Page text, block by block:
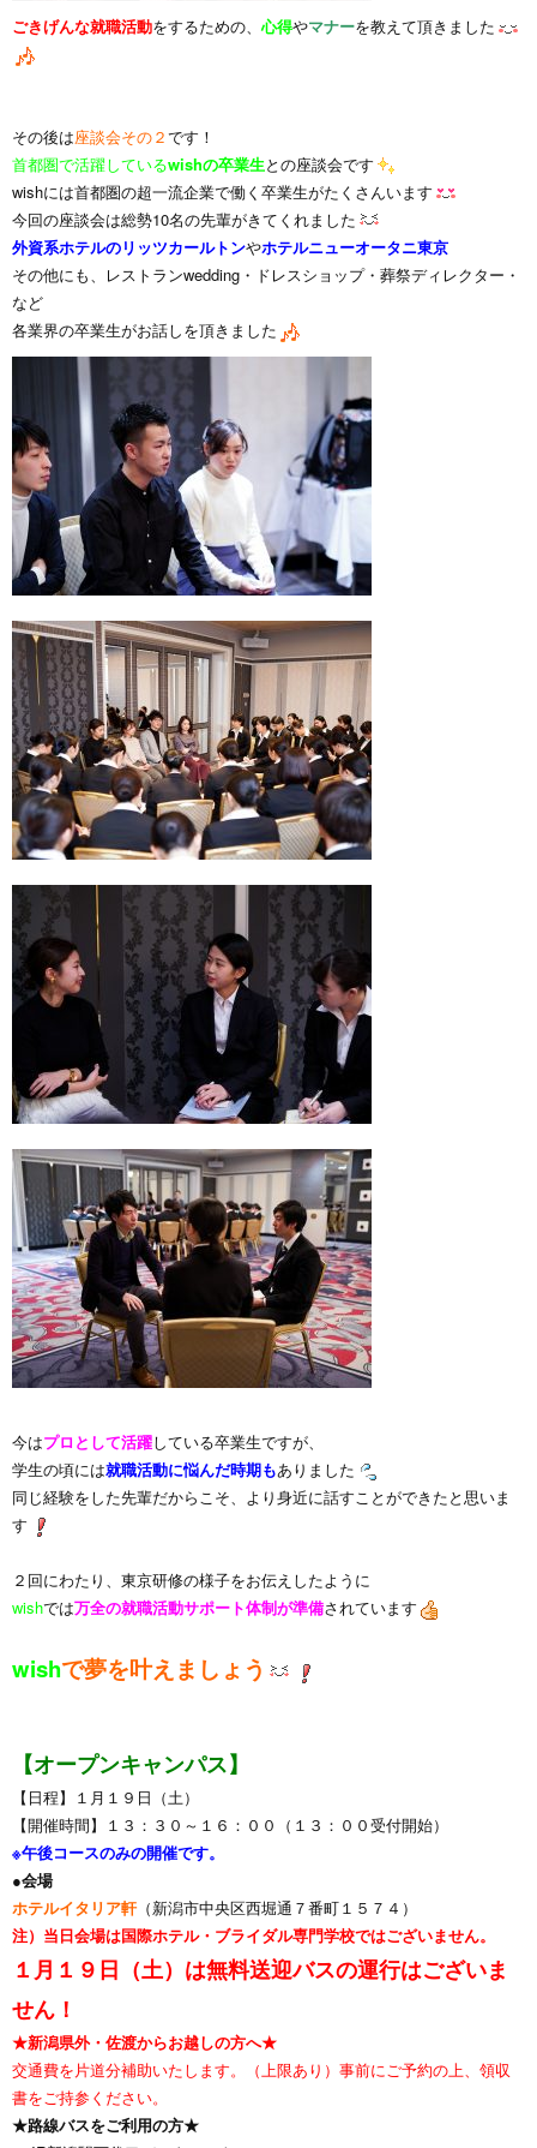
ごきげんな就職活動をするための、心得やマナーを教えて頂きました
その後は座談会その２です！
首都圏で活躍しているwishの卒業生との座談会です
wishには首都圏の超一流企業で働く卒業生がたくさんいます
今回の座談会は総勢10名の先輩がきてくれました
外資系ホテルのリッツカールトンやホテルニューオータニ東京
その他にも、レストランwedding・ドレスショップ・葬祭ディレクター・
など
各業界の卒業生がお話しを頂きました
今はプロとして活躍している卒業生ですが、
学生の頃には就職活動に悩んだ時期もありました
同じ経験をした先輩だからこそ、より身近に話すことができたと思いま
す
２回にわたり、東京研修の様子をお伝えしたように
wishでは万全の就職活動サポート体制が準備されています
wishで夢を叶えましょう
【オープンキャンパス】
【日程】１月１９日（土）
【開催時間】１３：３０～１６：００（１３：００受付開始）
※午後コースのみの開催です。
●会場
ホテルイタリア軒（新潟市中央区西堀通７番町１５７４）
注）当日会場は国際ホテル・ブライダル専門学校ではございません。
１月１９日（土）は無料送迎バスの運行はございま
せん！
★新潟県外・佐渡からお越しの方へ★
交通費を片道分補助いたします。（上限あり）事前にご予約の上、領収
書をご持参ください。
★路線バスをご利用の方★